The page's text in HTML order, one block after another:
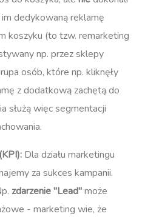
dedykowaną reklamę
koszyku (to tzw. remarketing
np. przez sklepy
osób, które np. kliknęły
z dodatkową zachętą do
służą więc segmentacji
Dla działu marketingu
za sukces kampanii.
zdarzenie "Lead"może
- marketing wie, że